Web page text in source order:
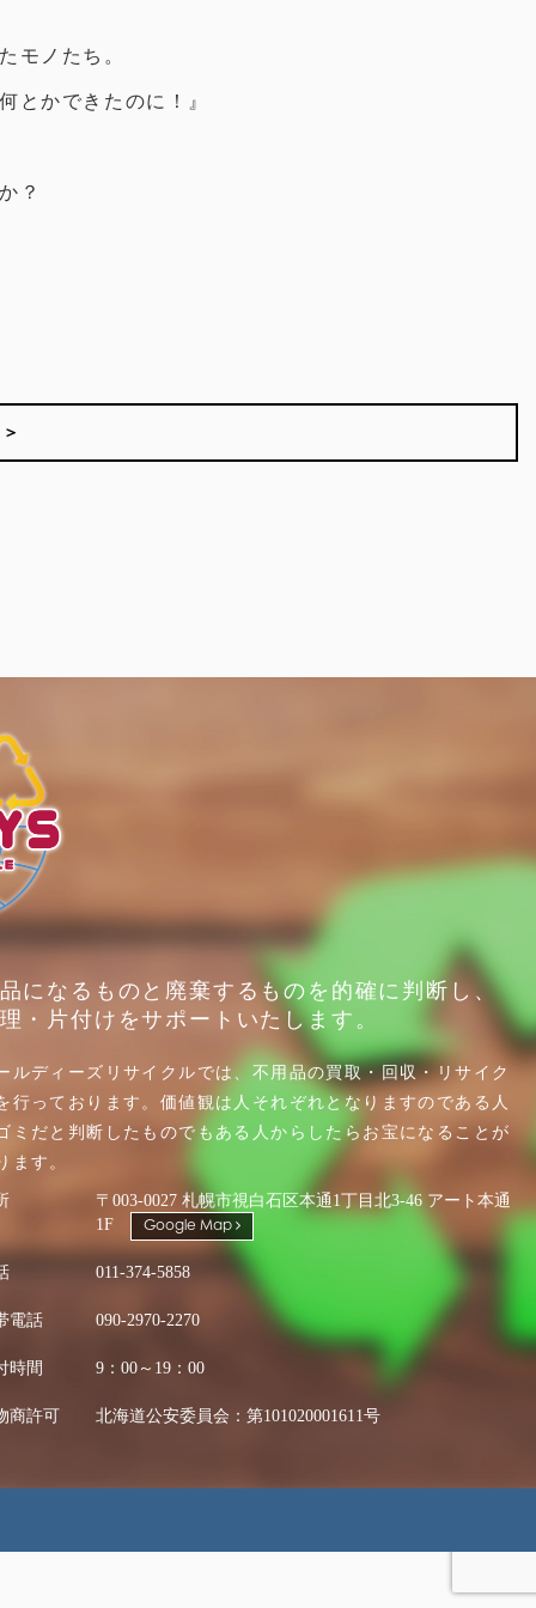
モノたち。
とかできたのに！』
？
になるものと廃棄するものを的確に判断し、
・片付けをサポートいたします。
ルディーズリサイクルでは、不用品の買取・回収・リサイク
行っております。価値観は人それぞれとなりますのである人
ミだと判断したものでもある人からしたらお宝になることが
ます。
〒003-0027 札幌市視白石区本通1丁目北3-46 アート本通
1F
Google Map
011-374-5858
電話 090-2970-2270
時間 9：00～19：00
商許可 北海道公安委員会：第101020001611号